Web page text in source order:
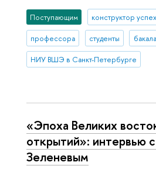
Поступающим конструктор
профессора студенты
НИУ ВШЭ в Санкт-Петербурге
«Эпоха Великих
открытий»: интервью
Зеленевым